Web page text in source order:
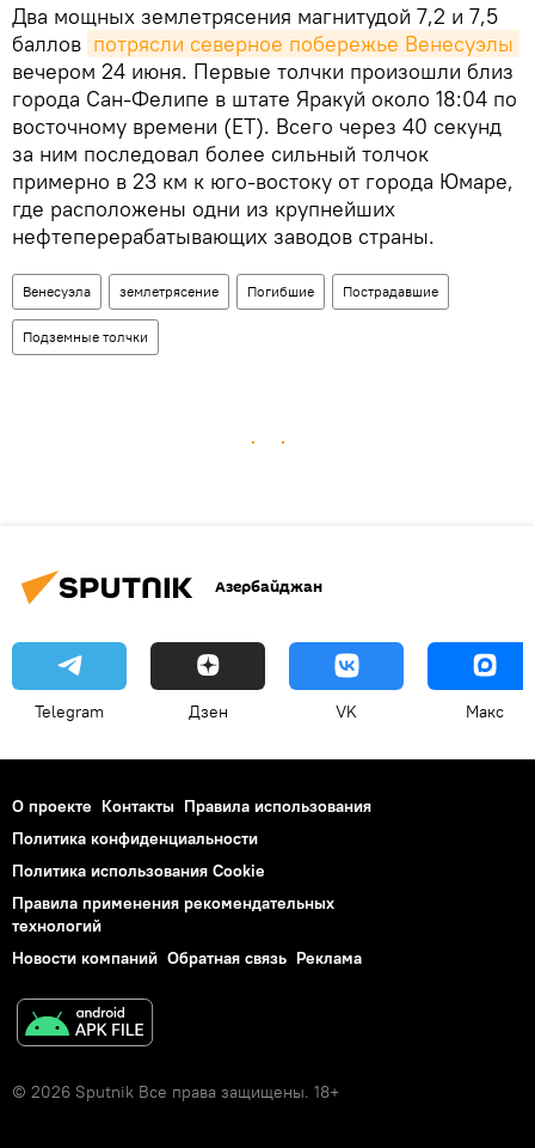
Два мощных землетрясения магнитудой 7,2 и 7,5
баллов потрясли северное побережье Венесуэлы
вечером 24 июня. Первые толчки произошли близ
города Сан-Фелипе в штате Яракуй около 18:04 по
восточному времени (ET). Всего через 40 секунд
за ним последовал более сильный толчок
примерно в 23 км к юго-востоку от города Юмаре,
где расположены одни из крупнейших
нефтеперерабатывающих заводов страны.
Венесуэла землетрясение Погибшие Пострадавшие
Подземные толчки
Азербайджан
Telegram Дзен VK Макс
О проекте Контакты Правила использования
Политика конфиденциальности
Политика использования Cookie
Правила применения рекомендательных
технологий
Новости компаний Обратная связь Реклама
© 2026 Sputnik Все права защищены. 18+